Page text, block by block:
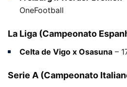
OneFootball
La Liga (Campeonato
Celta de Vigo x Osasuna –
Serie A (Campeonato